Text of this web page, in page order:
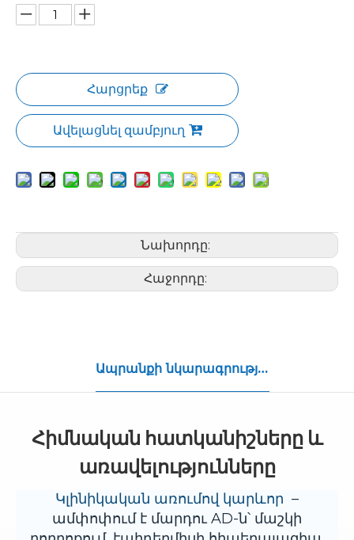
Հարցրեք
Ավելացնել զամբյուղ
Նախորդը:
Հաջորդը:
Ապրանքի նկարագրությունը
Հիմնական հատկանիշները և
առավելությունները
Կլինիկական առումով կարևոր –
ամփոփում է մարդու AD-ն՝ մաշկի